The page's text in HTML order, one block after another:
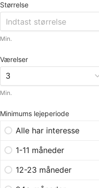
Størrelse
Min.
Værelser
Min.
Minimums lejeperiode
Alle har interesse
1-11 måneder
12-23 måneder